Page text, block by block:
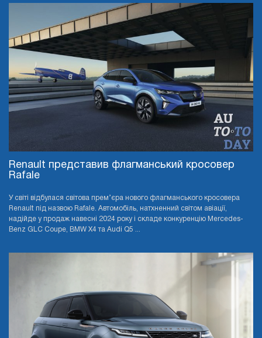
Renault представив флагманський кросовер
Rafale
У світі відбулася світова прем’єра нового флагманського кросовера
Renault під назвою Rafale. Автомобіль, натхненний світом авіації,
надійде у продаж навесні 2024 року і складе конкуренцію Mercedes-
Benz GLC Coupe, BMW X4 та Audi Q5 ...